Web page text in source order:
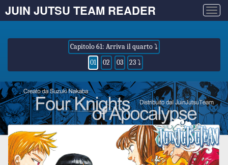
JUIN JUTSU TEAM READER
Capitolo 61: Arriva il quarto ⤵
01
02 03 23 ⤵